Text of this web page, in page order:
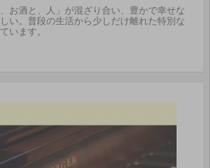
お酒と、人」が混ざり合い、豊かで幸せな
い。普段の生活から少しだけ離れた特別な
います。